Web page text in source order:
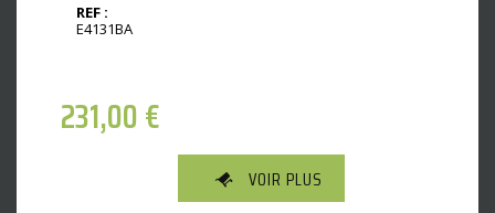
REF :
E4131BA
231,00€
VOIR PLUS